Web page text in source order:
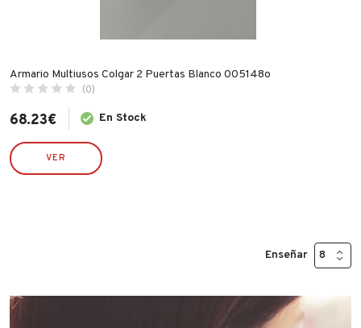
Armario Multiusos Colgar 2 Puertas Blanco 005148o
(0)
68.23€ En Stock
VER
Enseñar